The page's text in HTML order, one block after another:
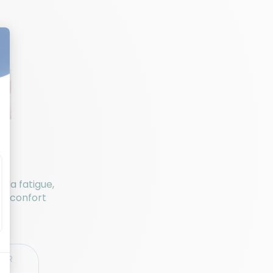
la fatigue,